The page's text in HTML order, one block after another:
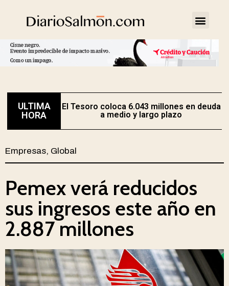
ULTIMA
HORA
El Tesoro coloca 6.043 millones en deuda
a medio y largo plazo
Empresas, Global
Pemex verá reducidos
sus ingresos este año en
2.887 millones